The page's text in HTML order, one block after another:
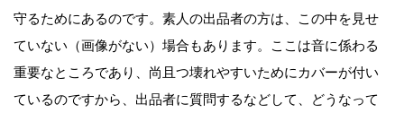
守るためにあるのです。素人の出品者の方は、この中を見せ
ていない（画像がない）場合もあります。ここは音に係わる
重要なところであり、尚且つ壊れやすいためにカバーが付い
ているのですから、出品者に質問するなどして、どうなって